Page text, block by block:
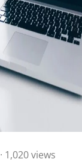
· 1,020 views